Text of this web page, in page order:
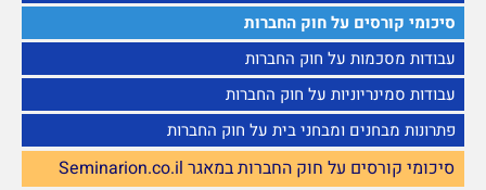
סיכומי קורסים על חוק החברות
עבודות מסכמות על חוק החברות
עבודות סמינריוניות על חוק החברות
פתרונות מבחנים ומבחני בית על חוק החברות
סיכומי קורסים על חוק החברות במאגר Seminarion.co.il